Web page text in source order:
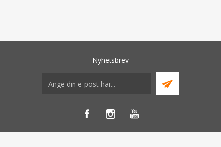
Nyhetsbrev